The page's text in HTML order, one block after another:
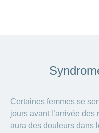
Certaines femmes se
jours avant l’arrivée des
aura des douleurs dans